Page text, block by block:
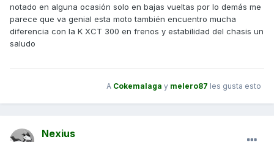
notado en alguna ocasión solo en bajas vueltas por lo demás me
parece que va genial esta moto también encuentro mucha
diferencia con la K XCT 300 en frenos y estabilidad del chasis un
saludo
A Cokemalaga y melero87 les gusta esto
Nexius